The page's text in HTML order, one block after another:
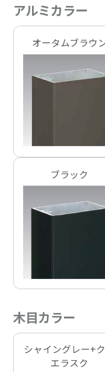
アルミカラー
オータムブラウ
ブラック
木目カラー
シャイングレー+
エラスク